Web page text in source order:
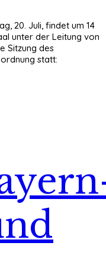
20. Juli, findet um 14
unter der Leitung von
Sitzung des
statt: